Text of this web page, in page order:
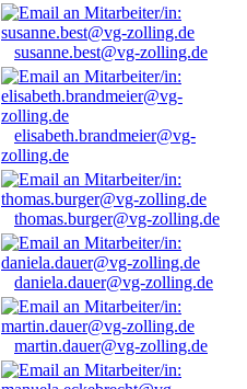
susanne.best@vg-zolling.de
elisabeth.brandmeier@vg-
zolling.de
thomas.burger@vg-zolling.de
daniela.dauer@vg-zolling.de
martin.dauer@vg-zolling.de